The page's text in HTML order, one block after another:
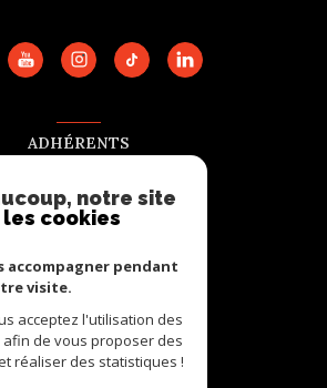
ADHÉRENTS
Nous adhérons
notre site
cookies
accompagner pendant
visite.
acceptez l'utilisation des
de vous proposer des
réaliser des statistiques !